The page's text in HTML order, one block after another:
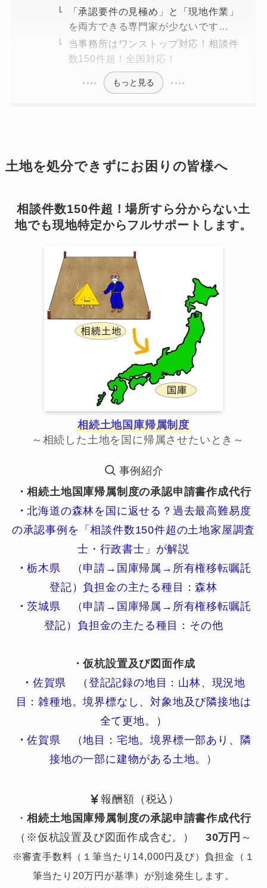
「承認要件の見極め」と「現地作業」
を両方できる専門家が少ないです…
当事務所はワンストップ対応！相談件
数150件超！全国対応！
もっと見る
土地を処分できずにお困りの皆様へ
相談件数150件超！場所すら分からない土
地でも現地特定からフルサポートします。
相続土地国庫帰属制度
～相続した土地を国に帰属させたいとき～
事例紹介
・相続土地国庫帰属制度の承認申請書作成代行
・北海道の森林を国に返せる？過去最高難易度
の承認事例を「相談件数150件超の土地家屋調査
士・行政書士」が解説
・栃木県 （申請→国庫帰属→所有権移転嘱託
登記）負担金の主たる種目：森林
・茨城県 （申請→国庫帰属→所有権移転嘱託
登記）負担金の主たる種目：その他
・仮杭設置及び図面作成
・ 佐賀県 （登記記録の地目：山林、現況地
目：雑種地。境界標なし、対象地及び隣接地は
全て更地。）
・佐賀県 （地目：宅地。境界標一部あり、隣
接地の一部に建物がある土地。
）
報酬額（税込）
・相続土地国庫帰属制度の承認申請書作成代行
（※仮杭設置及び図面作成含む。） 30万円 ～
※審査手数料（１筆当たり14,000円及び）負担金（１
筆当たり20万円が基準）が別途発生します。